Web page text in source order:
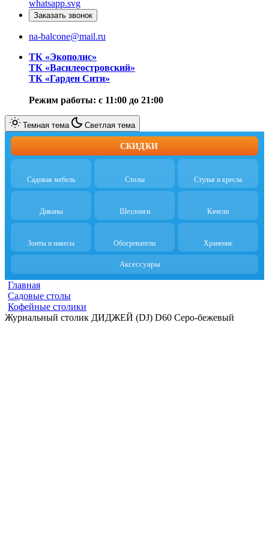
Заказать звонок
na-balcone@mail.ru
ТК «Экополис»
ТК «Василеостровский»
ТК «Гарден Сити»
Режим работы: с 11:00 до 21:00
Темная тема Светлая тема
СКИДКИ
Садовая мебель Столы Стулья и кресла
Диваны Шезлонги Качели
Зонты и навесы Обогреватели Хранение
Аксессуары
Главная
Садовые столы
Кофейные столики
Журнальный столик ДИДЖЕЙ (DJ) D60 Серо-бежевый